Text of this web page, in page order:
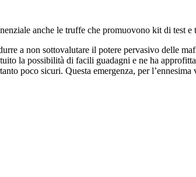
anche le truffe che promuovono kit di test
a non sottovalutare il potere pervasivo delle
la possibilità di facili guadagni e ne ha
poco sicuri. Questa emergenza, per